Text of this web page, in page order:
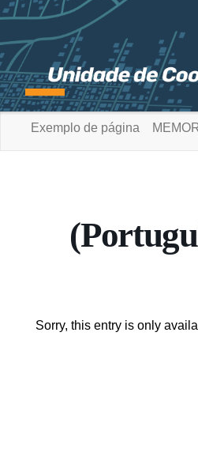
Exemplo de página
Sorry, this entry is only